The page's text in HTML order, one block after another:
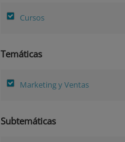
Cursos
Temáticas
Marketing y Ventas
Subtemáticas